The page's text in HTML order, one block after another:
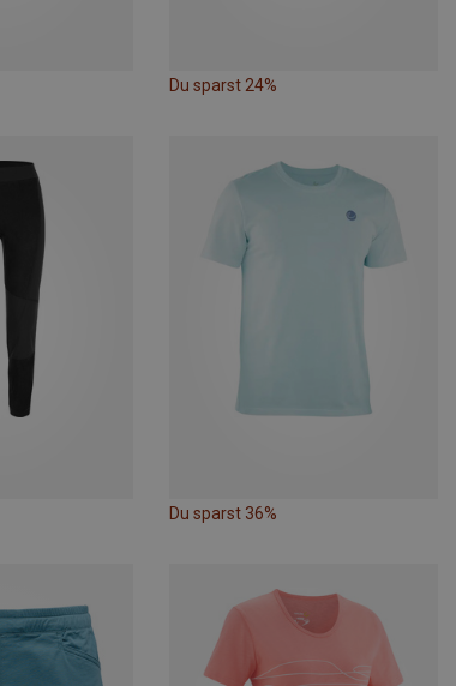
Du sparst 24%
Du sparst 36%